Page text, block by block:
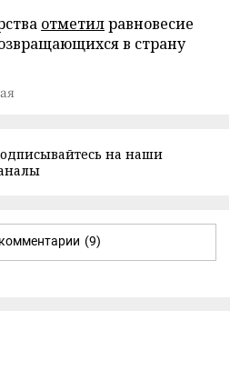
отметилравновесие
в страну
на наши
(9)